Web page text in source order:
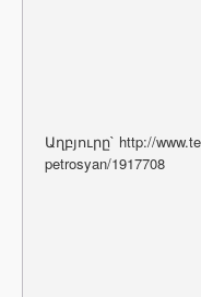
Աղբյուրը` http://
petrosyan/1917708